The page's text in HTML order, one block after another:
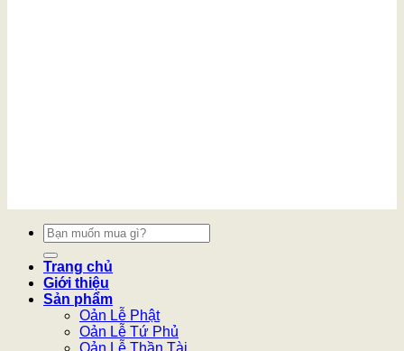
Tìm
kiếm:
Trang chủ
Giới thiệu
Sản phẩm
Oản Lễ Phật
Oản Lễ Tứ Phủ